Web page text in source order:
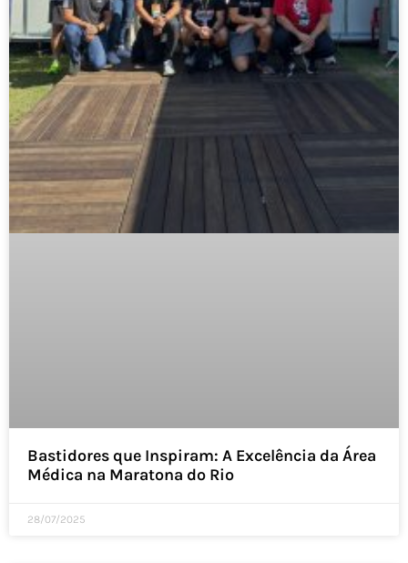
Bastidores que Inspiram: A Excelência da Área
Médica na Maratona do Rio
28/07/2025